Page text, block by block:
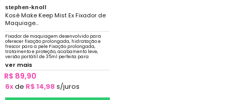
stephen-knoll
Kosé Make Keep Mist Ex Fixador de
Maquiage...
Fixador de maquiagem desenvolvido para
oferecer fixação prolongada, hidratação e
frescor para a pele Fixação prolongada,
tratamento e proteção, acabamento leve,
versão portátil de 35ml perfeita para
carregar na bolsa ou nécessaire.
ver mais
R$ 89,90
6xde R$ 14,98 s/juros